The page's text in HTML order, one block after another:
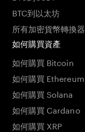
BTC到以太坊
所有加密貨幣轉換器
如何購買資產
如何購買 Bitcoin
如何購買 Ethereum
如何購買 Solana
如何購買 Cardano
如何購買 XRP